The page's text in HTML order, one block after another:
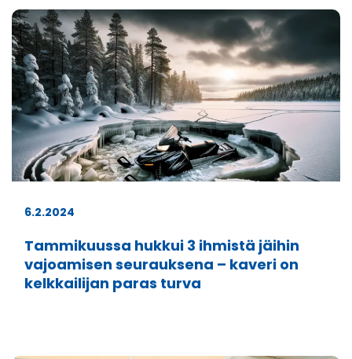
6.2.2024
Tammikuussa hukkui 3 ihmistä jäihin
vajoamisen seurauksena – kaveri on
kelkkailijan paras turva